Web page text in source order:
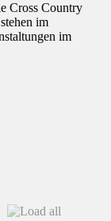
Cross Country
im
im